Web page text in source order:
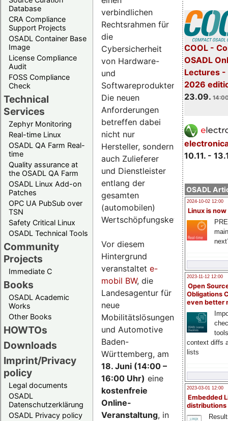
Database
CRA Compliance
Support Projects
OSADL Container Base
Image
License Compliance
Audit
FOSS Compliance
Check
Technical
Services
Zephyr Monitoring
Real-time Linux
OSADL QA Farm Real-
time
Quality assurance at
the OSADL QA Farm
OSADL Linux Add-on
Patches
OPC UA PubSub over
TSN
Safety Critical Linux
OSADL Technical Tools
Community
Projects
Immediate C
Books
OSADL Academic
Works
Other Books
HOWTOs
Downloads
Imprint/Privacy
policy
Legal documents
OSADL
Datenschutzerklärung
OSADL Privacy policy
COOL -
OSADL
Lectures -
2026
23.09.
10.11. -
OSADL
2024-10-02 12:00
Linux is now
2023-11-12 12:00
Open
Obligations
even better
context diffs
lists
2023-03-01 12:00
Embedded
distributions
verbindlichen
Rechtsrahmen für
die
Cybersicherheit
von Hardware-
und
Softwareprodukten.
Die neuen
Anforderungen
betreffen dabei
nicht nur
Hersteller, sondern
auch Zulieferer
und Dienstleister
entlang der
gesamten
(automobilen)
Wertschöpfungskette.
Vor diesem
Hintergrund
veranstaltet e-
mobil BW, die
Landesagentur für
neue
Mobilitätslösungen
und Automotive
Baden-
Württemberg, am
18. Juni (14:00 –
16:00 Uhr) eine
kostenfreie
Online-
Veranstaltung, in